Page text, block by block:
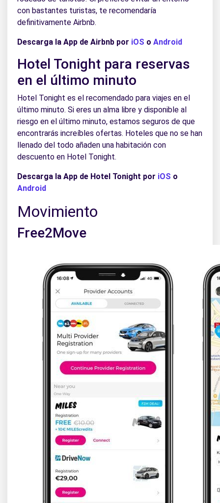
con bastantes turistas, te recomendaría
definitivamente Airbnb.
Descarga la App de Airbnb por iOS o Android
Hotel Tonight para reservas
en el último minuto
Hotel Tonight es el recomendado para viajes en el
último minuto. Si eres un alma libre y disponible al
riesgo en el último minuto, estamos seguros de que
encontrarás increíbles ofertas. Hoteles que no se han
llenado del todo añaden una habitación con
descuento en Hotel Tonight.
Descarga la App de Hotel Tonight por iOS o
Android
Movimiento
Free2Move